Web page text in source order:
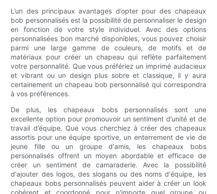
L’un des principaux avantages d’opter pour des chapeaux
bob personnalisés est la possibilité de personnaliser le design
en fonction de votre style individuel. Avec des options
personnalisées bon marché disponibles, vous pouvez choisir
parmi une large gamme de couleurs, de motifs et de
matériaux pour créer un chapeau qui reflète parfaitement
votre personnalité. Que vous préfériez un imprimé audacieux
et vibrant ou un design plus sobre et classique, il y aura
certainement un chapeau bob personnalisé qui correspondra
à vos préférences.
De plus, les chapeaux bobs personnalisés sont une
excellente option pour promouvoir un sentiment d’unité et de
travail d’équipe. Que vous cherchiez à créer des chapeaux
assortis pour une équipe sportive, un enterrement de vie de
jeune fille ou un groupe d'amis, les chapeaux bobs
personnalisés offrent un moyen abordable et efficace de
créer un sentiment de camaraderie. Avec la possibilité
d'ajouter des logos, des slogans ou des noms d'équipe, les
chapeaux bobs personnalisés peuvent aider à créer un look